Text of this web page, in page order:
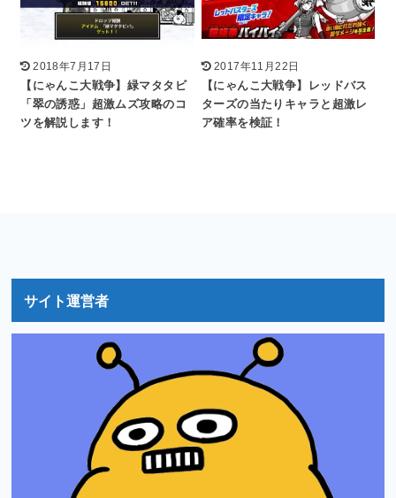
2018年7月17日
【にゃんこ大戦争】緑マタタビ
「翠の誘惑」超激ムズ攻略のコ
ツを解説します！
2017年11月22日
【にゃんこ大戦争】レッドバス
ターズの当たりキャラと超激レ
ア確率を検証！
サイト運営者